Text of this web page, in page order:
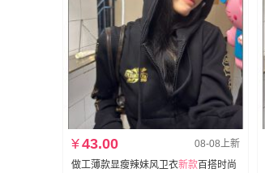
08-08上新
¥43.00
做工薄款显瘦辣妹风卫衣新款百搭时尚